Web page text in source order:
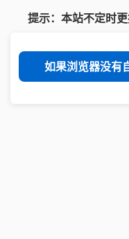
提示：本站不定时
如果浏览器没有